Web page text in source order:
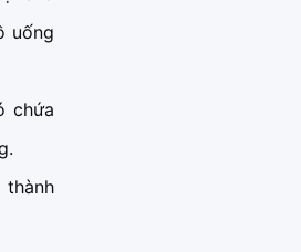
uống
chứa